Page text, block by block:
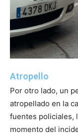
Atropello
Por otro lado, un
atropellado en la
fuentes policiales,
momento del